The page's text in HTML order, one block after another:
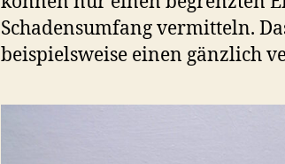
Schadensumfang vermitteln.
beispielsweise einen gänzlich